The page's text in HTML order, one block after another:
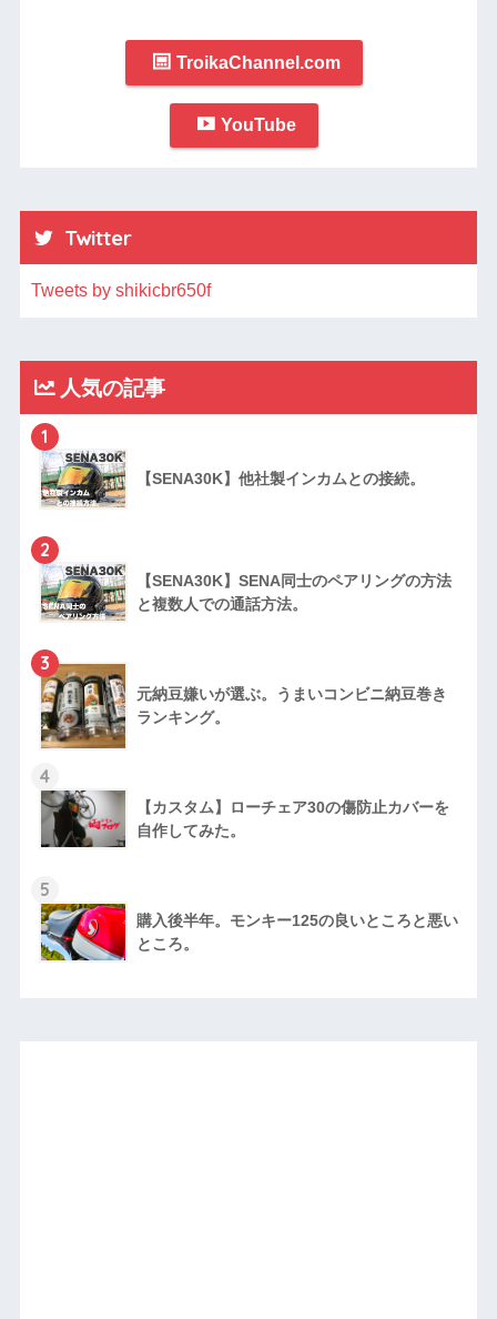
TroikaChannel.com
YouTube
Twitter
Tweets by shikicbr650f
人気の記事
1
【SENA30K】他社製インカムとの接続。
2
【SENA30K】SENA同士のペアリングの方法
と複数人での通話方法。
3
元納豆嫌いが選ぶ。うまいコンビニ納豆巻き
ランキング。
4
【カスタム】ローチェア30の傷防止カバーを
自作してみた。
5
購入後半年。モンキー125の良いところと悪い
ところ。